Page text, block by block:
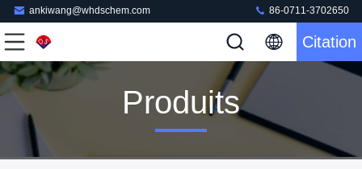
ankiwang@whdschem.com 86-0711-3702650
Citation
Produits